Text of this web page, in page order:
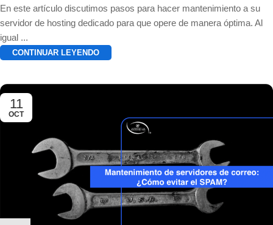
En este artículo discutimos pasos para hacer mantenimiento a su
servidor de hosting dedicado para que opere de manera óptima. Al
igual ...
CONTINUAR LEYENDO
11
OCT